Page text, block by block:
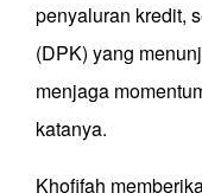
penyaluran kredit,
(DPK) yang
menjaga
katanya.
Khofifah